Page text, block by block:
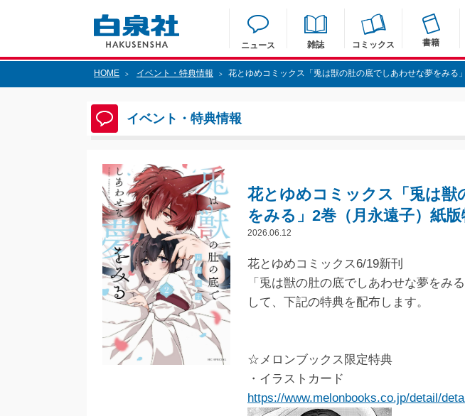
ニュース 雑誌 コミックス 書籍
HOME > イベント・特典情報 > 花とゆめコミックス「兎は獣の肚の底でしあわせな夢をみる
イベント・特典情報
花とゆめコミックス「兎は獣
をみる」2巻（月永遠子）紙
2026.06.12
花とゆめコミックス6/19新刊
「兎は獣の肚の底でしあわせな夢をみ
して、下記の特典を配布します。
☆メロンブックス限定特典
・イラストカード
https://www.melonbooks.co.jp/detail/